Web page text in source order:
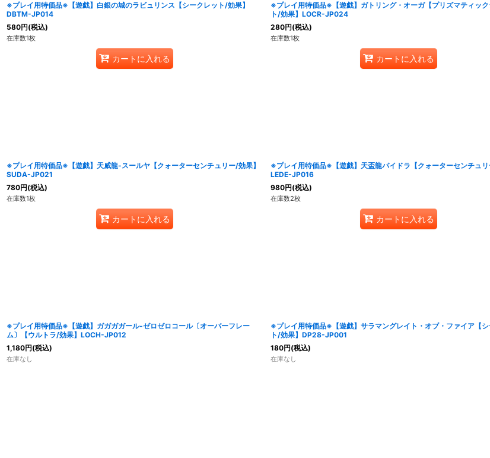
※プレイ用特価品※【遊戯】白銀の城のラビュリンス【シークレット/効果】
DBTM-JP014
580円(税込)
在庫数1枚
カートに入れる
※プレイ用特価品※【遊戯】ガトリング・オーガ【プリズマティック
ト/効果】LOCR-JP024
280円(税込)
在庫数1枚
カートに入れる
※プレイ用特価品※【遊戯】天威龍-スールヤ【クォーターセンチュリー/効果】
SUDA-JP021
780円(税込)
在庫数1枚
カートに入れる
※プレイ用特価品※【遊戯】天盃龍パイドラ【クォーターセンチュリ
LEDE-JP016
980円(税込)
在庫数2枚
カートに入れる
※プレイ用特価品※【遊戯】ガガガガール-ゼロゼロコール〔オーバーフレー
ム〕【ウルトラ/効果】LOCH-JP012
1,180円(税込)
在庫なし
※プレイ用特価品※【遊戯】サラマングレイト・オブ・ファイア【シ
ト/効果】DP28-JP001
180円(税込)
在庫なし